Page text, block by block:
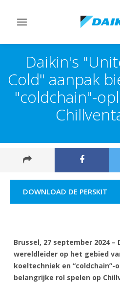
Navigatie
Daikin's
Cold" aanpak
"coldchain"-
DOWNLOAD DE PERSKIT
Brussel, 27 september 2024 –
wereldleider op het gebied
koeltechniek en “coldchain”-
belangrijke rol spelen op